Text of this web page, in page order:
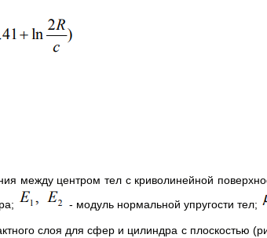
между центром тел с криволинейной
- модуль нормальной упругости тел;
слоя для сфер и цилиндра с плоскостью